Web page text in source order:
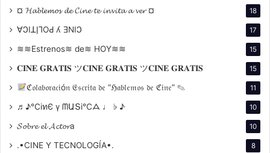
todos los que hacen posible este festival, a sus
trabajadores y trabajadoras; nos parece muy hermoso
Cine y Democracia en estos cuarenta años. Y que sea
el festival y el cine también es un llamado de atención,
porque fue complejo y terrible aquel tiempo de la
dictadura. Siempre recordamos a Raymundo Gleyzer,
a Pino Solanas y a todos los cineastas que fueron
¤ 𝓗𝓪𝓫𝓵𝓮𝓶𝓸𝓼 𝓭𝓮 𝓒𝓲𝓷𝓮 𝓽𝓮 𝓲𝓷𝓿𝓲𝓽𝓪 𝓪 𝓿𝓮𝓻 ¤ 18
∀ϽIꓕI̗⅂OԀ ʎ ƎNIϽ 17
≋≋Estrenos≋ de≋ HOY≋≋ 15
𝐂𝐈𝐍𝐄 𝐆𝐑𝐀𝐓𝐈𝐒 ツ𝐂𝐈𝐍𝐄 𝐆𝐑𝐀𝐓𝐈𝐒 ツ𝐂𝐈𝐍𝐄 𝐆𝐑𝐀𝐓𝐈𝐒 15
ℭ𝔬𝔩𝔞𝔟𝔬𝔯𝔞𝔠𝔦ó𝔫 𝔈𝔰𝔠𝔯𝔦𝔱𝔞 𝔡𝔢 “ℌ𝔞𝔟𝔩𝔢𝔪𝔬𝔰 𝔡𝔢 ℭ𝔦𝔫𝔢” ✎ 11
♬♪℃іทЄ ү ᗰԱՏі℃ᗋ ♩ ♭ ♪ 10
𝓢𝓸𝓫𝓻𝓮 𝓮𝓵 𝓐𝓬𝓽𝓸𝓻a 10
.•CINE Y TECNOLOGÍA•. 8